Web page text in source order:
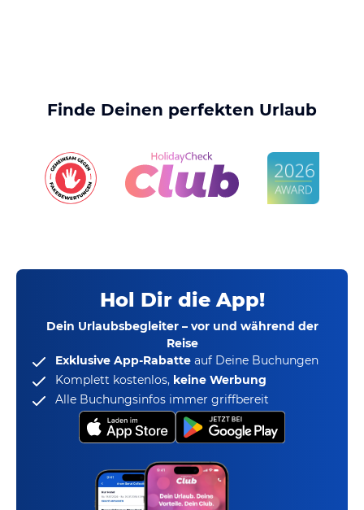
Finde Deinen perfekten Urlaub
Hol Dir die App!
Dein Urlaubsbegleiter – vor und während der
Reise
Exklusive App-Rabatte auf Deine Buchungen
Komplett kostenlos, keine Werbung
Alle Buchungsinfos immer griffbereit